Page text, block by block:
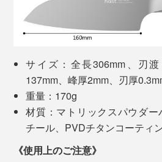
白いセラミック部分に、ナイフ
に寝かせるように当て、刃元か
前に3〜10回程度（切れ味に合
じ回数やさしく引くだけでOK。
い間に、驚くほど切れ味が蘇る
ても楽なのです。
写真は「コンプリートセット／チタンブラック
「食材を切る・刻む」という行
り組めるから、エネルギーの発
刻んだ完成物が目に見えるから
て、ストレス解消にもいいのだと
サイズ：全長306mm、刃
137mm、峰厚2mm、刃厚
重量：170g
材質：マトリックスパウダ
チール、PVDチタンコーティ
《使用上のご注意》